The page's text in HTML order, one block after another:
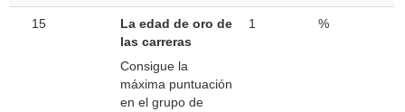
15
La edad de oro de
las carreras
Consigue la
máxima puntuación
en el grupo de
1 %